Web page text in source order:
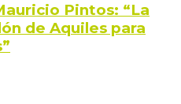
Pintos: “La
de Aquiles para